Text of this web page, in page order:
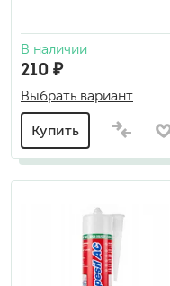
В наличии
210 ₽
Выбрать вариант
Купить